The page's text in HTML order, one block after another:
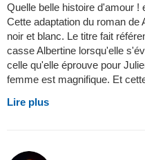
Quelle belle histoire d'amour !
Cette adaptation du roman de
noir et blanc. Le titre fait
casse Albertine lorsqu'elle
celle qu'elle éprouve pour
femme est magnifique. Et
Lire plus